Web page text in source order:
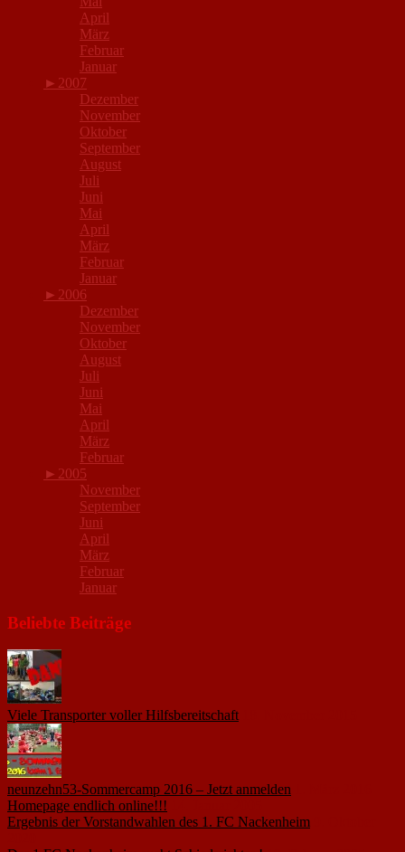
April
März
Februar
Januar
► 2007
Dezember
November
Oktober
September
August
Juli
Juni
Mai
April
März
Februar
Januar
► 2006
Dezember
November
Oktober
August
Juli
Juni
Mai
April
März
Februar
► 2005
November
September
Juni
April
März
Februar
Januar
Beliebte Beiträge
Viele Transporter voller Hilfsbereitschaft
neunzehn53-Sommercamp 2016 – Jetzt anmelden
Homepage endlich online!!!
Ergebnis der Vorstandwahlen des 1. FC Nackenheim